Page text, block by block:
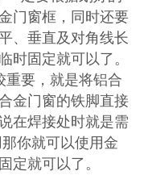
门窗框，同时还要
、垂直及对角线长
时固定就可以了。
要，就是将铝合
金门窗的铁脚直接
在焊接处时就是需
你就可以使用金
定就可以了。